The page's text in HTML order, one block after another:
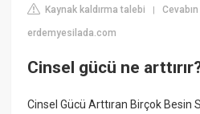
Kaynak kaldırma talebi |
erdemyesilada.com
Cinsel gücü ne
Cinsel Gücü Arttıran Birçok Besin